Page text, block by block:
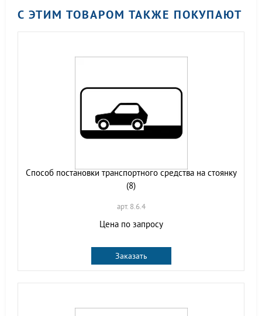
С ЭТИМ ТОВАРОМ ТАКЖЕ ПОКУПАЮТ
Способ постановки транспортного средства на стоянку
(8)
арт. 8.6.4
Цена по запросу
Заказать